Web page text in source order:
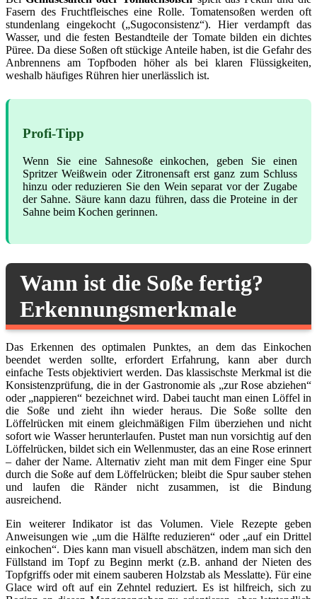
Fasern des Fruchtfleisches eine Rolle. Tomatensoßen werden oft
stundenlang eingekocht („Sugoconsistenz“). Hier verdampft das
Wasser, und die festen Bestandteile der Tomate bilden ein dichtes
Püree. Da diese Soßen oft stückige Anteile haben, ist die Gefahr des
Anbrennens am Topfboden höher als bei klaren Flüssigkeiten,
weshalb häufiges Rühren hier unerlässlich ist.
Profi-Tipp
Wenn Sie eine Sahnesoße einkochen, geben Sie einen
Spritzer Weißwein oder Zitronensaft erst ganz zum Schluss
hinzu oder reduzieren Sie den Wein separat vor der Zugabe
der Sahne. Säure kann dazu führen, dass die Proteine in der
Sahne beim Kochen gerinnen.
Wann ist die Soße fertig?
Erkennungsmerkmale
Das Erkennen des optimalen Punktes, an dem das Einkochen
beendet werden sollte, erfordert Erfahrung, kann aber durch
einfache Tests objektiviert werden. Das klassischste Merkmal ist die
Konsistenzprüfung, die in der Gastronomie als „zur Rose abziehen“
oder „nappieren“ bezeichnet wird. Dabei taucht man einen Löffel in
die Soße und zieht ihn wieder heraus. Die Soße sollte den
Löffelrücken mit einem gleichmäßigen Film überziehen und nicht
sofort wie Wasser herunterlaufen. Pustet man nun vorsichtig auf den
Löffelrücken, bildet sich ein Wellenmuster, das an eine Rose erinnert
– daher der Name. Alternativ zieht man mit dem Finger eine Spur
durch die Soße auf dem Löffelrücken; bleibt die Spur sauber stehen
und laufen die Ränder nicht zusammen, ist die Bindung
ausreichend.
Ein weiterer Indikator ist das Volumen. Viele Rezepte geben
Anweisungen wie „um die Hälfte reduzieren“ oder „auf ein Drittel
einkochen“. Dies kann man visuell abschätzen, indem man sich den
Füllstand im Topf zu Beginn merkt (z.B. anhand der Nieten des
Topfgriffs oder mit einem sauberen Holzstab als Messlatte). Für eine
Glace wird oft auf ein Zehntel reduziert. Es ist hilfreich, sich zu